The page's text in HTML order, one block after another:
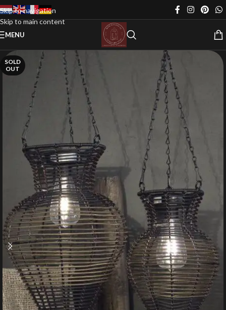
Skip to navigation
Skip to main content
MENU
SOLD
OUT